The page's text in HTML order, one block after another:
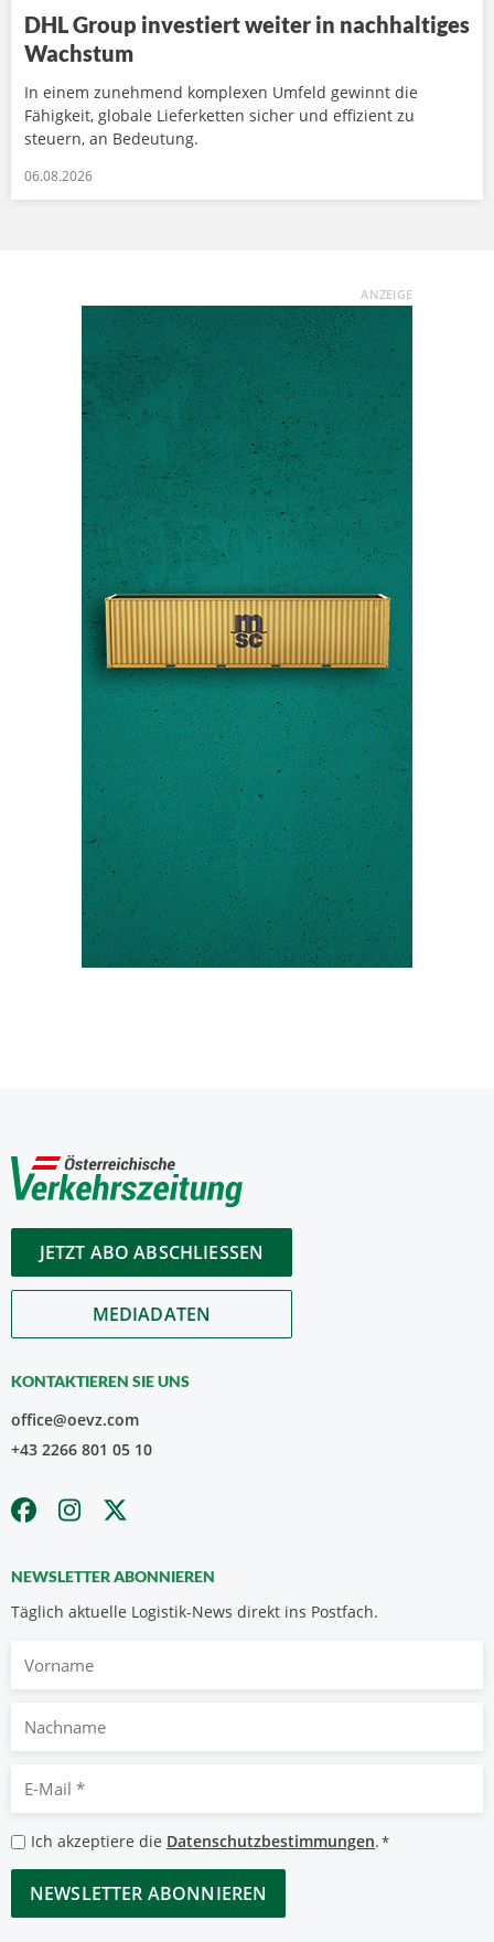
DHL Group investiert weiter in nachhaltiges
Wachstum
In einem zunehmend komplexen Umfeld gewinnt die
Fähigkeit, globale Lieferketten sicher und effizient zu
steuern, an Bedeutung.
06.08.2026
ANZEIGE
JETZT ABO ABSCHLIESSEN
MEDIADATEN
KONTAKTIEREN SIE UNS
office@oevz.com
+43 2266 801 05 10
NEWSLETTER ABONNIEREN
Täglich aktuelle Logistik-News direkt ins Postfach.
Nachname
Mail
*
Datenschutzbestimmungen
*
Ich akzeptiere die Datenschutzbestimmungen.*
CAPTCHA